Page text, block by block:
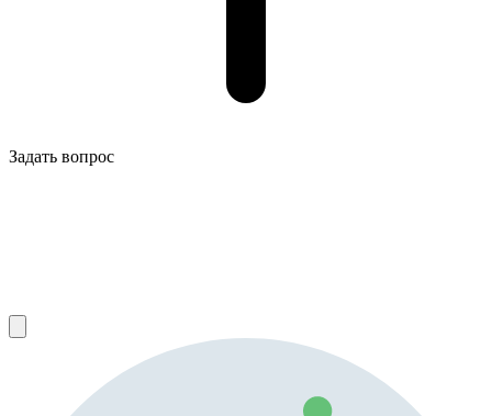
Задать вопрос